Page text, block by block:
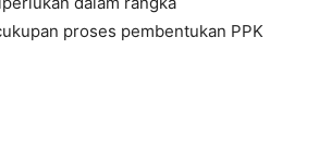
proses pembentukan PPK